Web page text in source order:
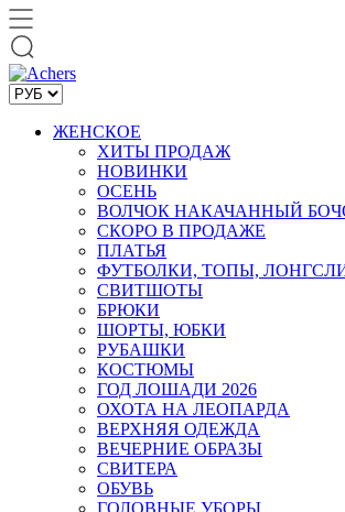
ЖЕНСКОЕ
ХИТЫ ПРОДАЖ
НОВИНКИ
ОСЕНЬ
ВОЛЧОК НАКАЧАННЫЙ
СКОРО В ПРОДАЖЕ
ПЛАТЬЯ
ФУТБОЛКИ, ТОПЫ,
СВИТШОТЫ
БРЮКИ
ШОРТЫ, ЮБКИ
РУБАШКИ
КОСТЮМЫ
ГОД ЛОШАДИ 2026
ОХОТА НА ЛЕОПАРДА
ВЕРХНЯЯ ОДЕЖДА
ВЕЧЕРНИЕ ОБРАЗЫ
СВИТЕРА
ОБУВЬ
ГОЛОВНЫЕ УБОРЫ